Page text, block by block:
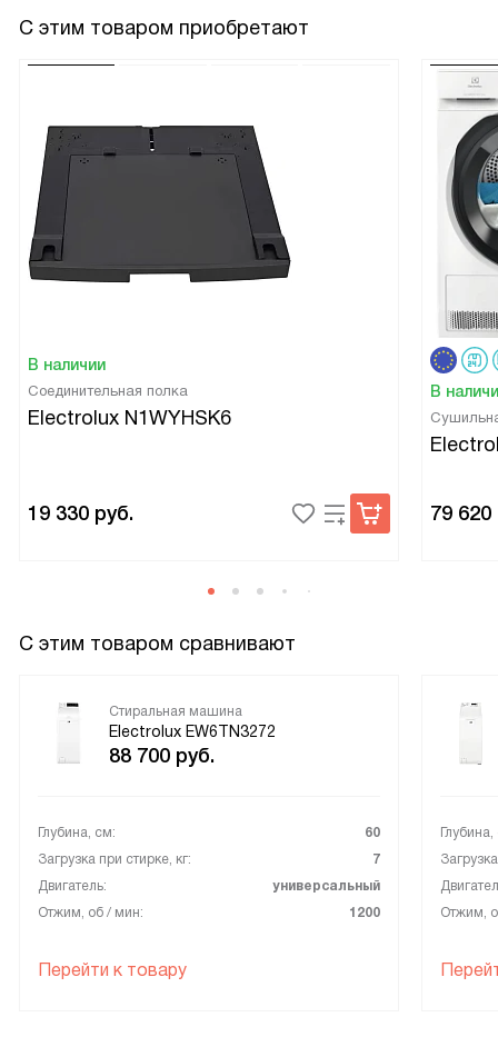
С этим товаром приобретают
В наличии
Соединительная полка
Electrolux N1WYHSK6
19 330 руб.
В
79 620
С этим товаром сравнивают
Стиральная машина
Electrolux EW6TN3272
88 700 руб.
Глубина, см:
60
Загрузка при стирке, кг:
7
Двигатель:
универсальный
Отжим, об / мин:
1200
Перейти к товару
Отжим,